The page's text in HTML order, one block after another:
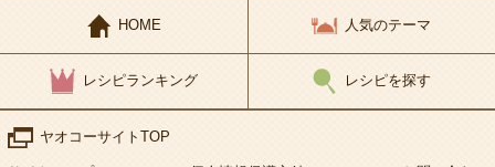
HOME 人気のテーマ
レシピランキング レシピを探す
ヤオコーサイトTOP